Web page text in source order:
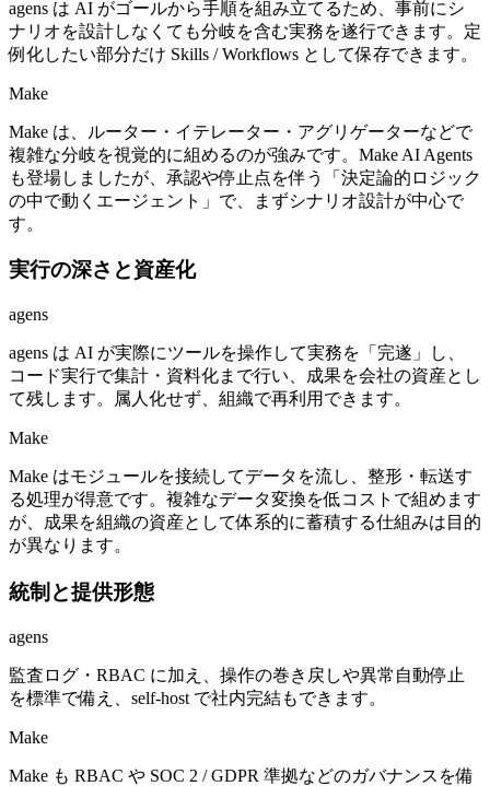
agens は AI がゴールから手順を組み立てるため、事前にシ
ナリオを設計しなくても分岐を含む実務を遂行できます。定
例化したい部分だけ Skills / Workflows として保存できます。
Make
Make は、ルーター・イテレーター・アグリゲーターなどで
複雑な分岐を視覚的に組めるのが強みです。Make AI Agents
も登場しましたが、承認や停止点を伴う「決定論的ロジック
の中で動くエージェント」で、まずシナリオ設計が中心で
す。
実行の深さと資産化
agens
agens は AI が実際にツールを操作して実務を「完遂」し、
コード実行で集計・資料化まで行い、成果を会社の資産とし
て残します。属人化せず、組織で再利用できます。
Make
Make はモジュールを接続してデータを流し、整形・転送す
る処理が得意です。複雑なデータ変換を低コストで組めます
が、成果を組織の資産として体系的に蓄積する仕組みは目的
が異なります。
統制と提供形態
agens
監査ログ・RBAC に加え、操作の巻き戻しや異常自動停止
を標準で備え、self-host で社内完結もできます。
Make
Make も RBAC や SOC 2 / GDPR 準拠などのガバナンスを備